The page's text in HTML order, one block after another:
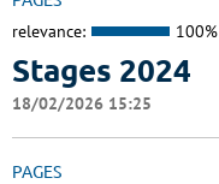
relevance: 100%
Stages 2024
18/02/2026 15:25
PAGES